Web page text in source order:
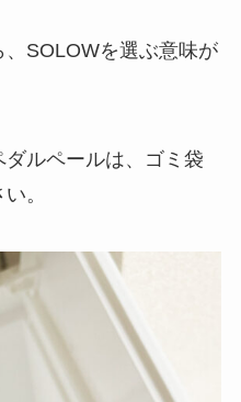
SOLOWを選ぶ意味が
ルペールは、ゴミ袋
。